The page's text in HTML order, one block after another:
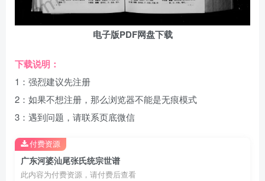
电子版PDF网盘下载
下载说明：
1：强烈建议先注册
2：如果不想注册，那么浏览器不能是无痕模式
3：遇到问题，请联系页底微信
广东河婆汕尾张氏统宗世谱
此内容为付费资源，请付费后查看
付费资源